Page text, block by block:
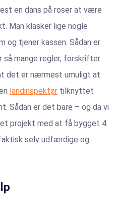
en dans på roser at være
Man klasker lige nogle
og tjener kassen. Sådan er
mange regler, forskrifter
det er nærmest umuligt at
landinspektør tilknyttet
Sådan er det bare – og da vi
projekt med at få bygget 4
selv udfærdige og